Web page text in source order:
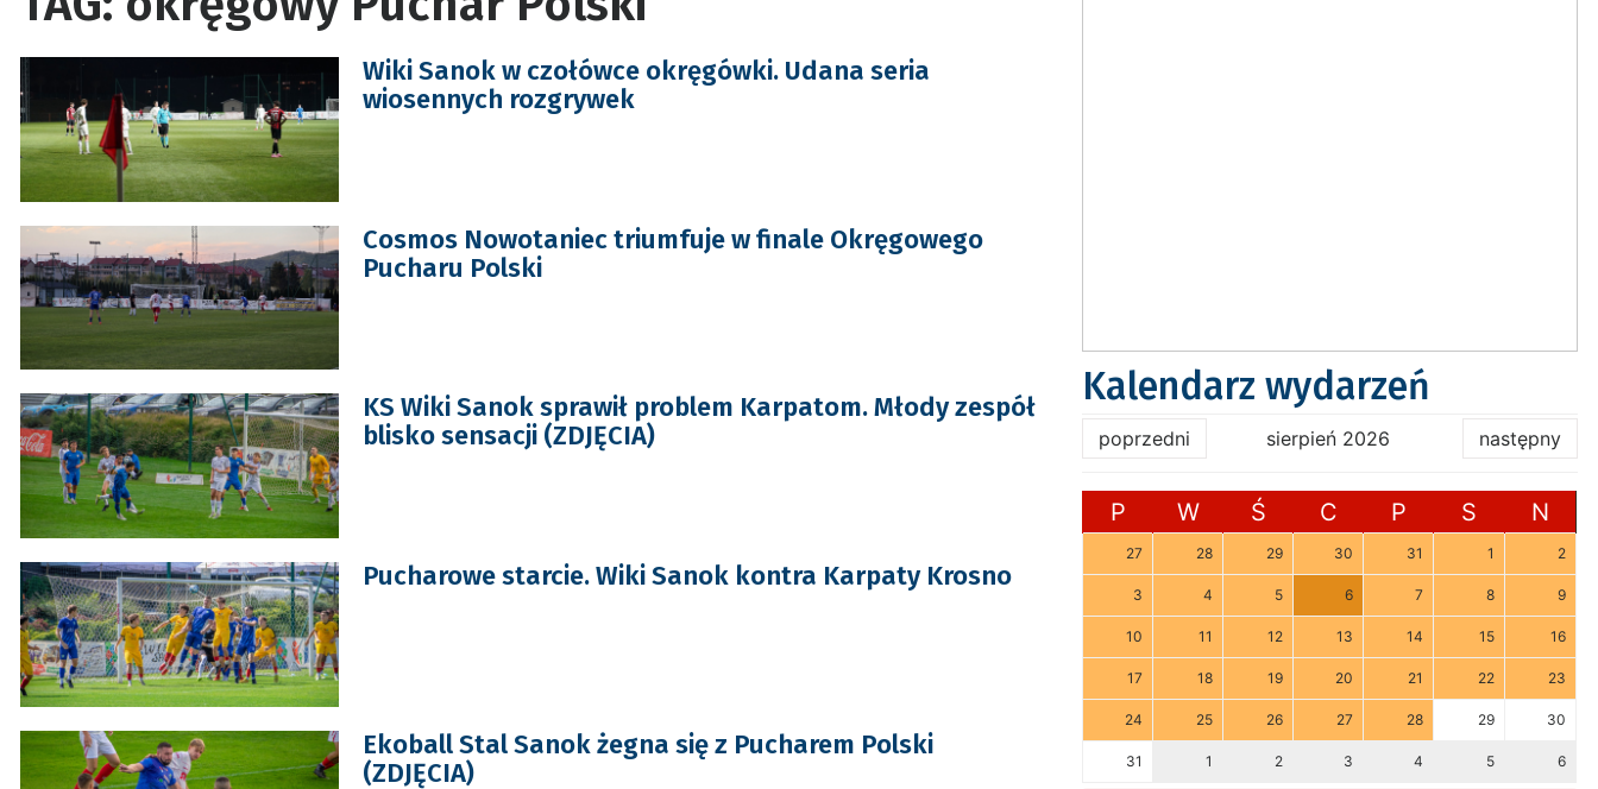
Wiki Sanok w czołówce okręgówki. Udana seria
wiosennych rozgrywek
Cosmos Nowotaniec triumfuje w finale Okręgowego
Pucharu Polski
KS Wiki Sanok sprawił problem Karpatom. Młody zespół
blisko sensacji (ZDJĘCIA)
Pucharowe starcie. Wiki Sanok kontra Karpaty Krosno
Ekoball Stal Sanok żegna się z Pucharem Polski
(ZDJĘCIA)
Kalendarz wydarzeń
poprzedni sierpień 2026 następny
P W Ś C P S N
27 28 29 30 31 1 2
3 4 5 6 7 8 9
10 11 12 13 14 15 16
17 18 19 20 21 22 23
24 25 26 27 28 29 30
31 1 2 3 4 5 6